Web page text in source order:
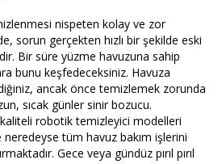
nispeten kolay ve zor
sorun gerçekten hızlı bir şekilde eski
Bir süre yüzme havuzuna sahip
bunu keşfedeceksiniz. Havuza
ancak önce temizlemek zorunda
sıcak günler sinir bozucu.
robotik temizleyici modelleri
tüm havuz bakım işlerini
Gece veya gündüz pırıl pırıl